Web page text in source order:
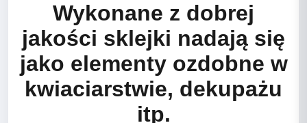
Wykonane z dobrej
jakości sklejki nadają się
jako elementy ozdobne w
kwiaciarstwie, dekupażu
itp.